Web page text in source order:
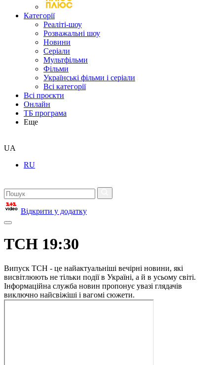
Категорії
Реаліті-шоу
Розважальні шоу
Новини
Серіали
Мультфільми
Фільми
Українські фільми і серіали
Всі категорії
Всі проєкти
Онлайн
ТБ програма
Еще
UA
RU
Відкрити у додатку
ТСН 19:30
Випуск ТСН - це найактуальніші вечірні новини, які
висвітлюють не тільки події в Україні, а й в усьому світі.
Інформаційна служба новин пропонує увазі глядачів
виключно найсвіжіші і вагомі сюжети.